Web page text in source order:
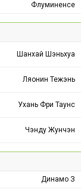
Флуминенсе
Шанхай Шэньхуа
Ляонин Тежэнь
Ухань Фри Таунс
Чэнду Жунчэн
Динамо З